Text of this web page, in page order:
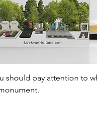
should pay attention to